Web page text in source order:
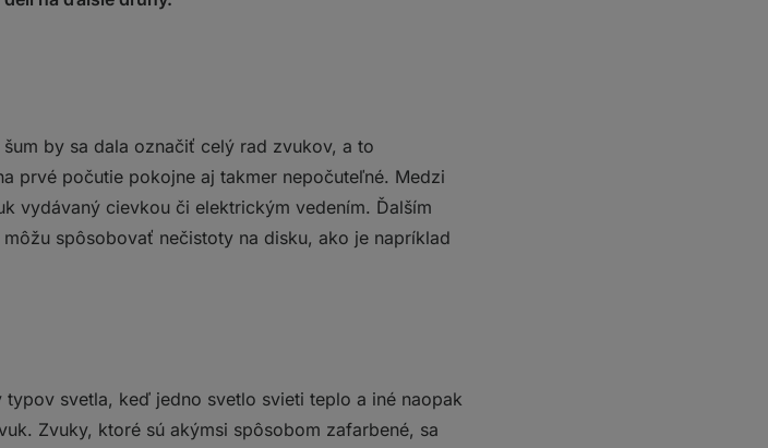
šum by sa dala označiť celý rad zvukov, a to
prvé počutie pokojne aj takmer nepočuteľné. Medzi
vydávaný cievkou či elektrickým vedením. Ďalším
spôsobovať nečistoty na disku, ako je napríklad
svetla, keď jedno svetlo svieti teplo a iné naopak
Zvuky, ktoré sú akýmsi spôsobom zafarbené, sa